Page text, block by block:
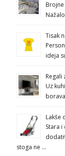
Tisak
ideja
Uz
Lakše
Stara
stoga ne …